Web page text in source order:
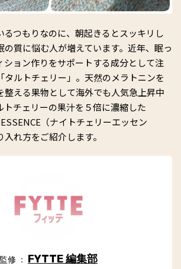
るつもりなのに、朝起きるとスッキリし
質に悩む人が増えています。近年、眠っ
ション作りをサポートする成分として注
タルトチェリー」。天然のメラトニンを
整える果物として海外でも人気急上昇中
トチェリーの果汁を５倍に濃縮した
ESSENCE（ナイトチェリーエッセン
れ方をご紹介します。
監修 ： FYTTE 編集部